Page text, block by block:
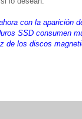
con la aparición
SSD consumen
de los discos